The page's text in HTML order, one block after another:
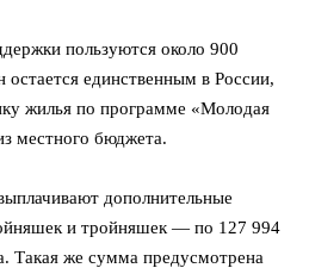
пользуются около 900
единственным в России,
жилья по программе «Молодая
местного бюджета.
дополнительные
и тройняшек — по 127 994
Такая же сумма предусмотрена